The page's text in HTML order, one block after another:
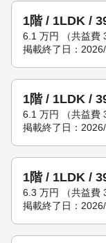
1階 / 1LDK /
6.1 万円
（共益費
掲載終了日：
1階 / 1LDK /
6.1 万円
（共益費
掲載終了日：
1階 / 1LDK /
6.3 万円
（共益費
掲載終了日：